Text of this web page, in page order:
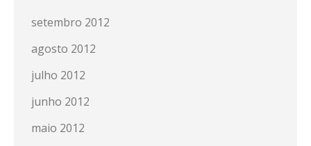
setembro 2012
agosto 2012
julho 2012
junho 2012
maio 2012